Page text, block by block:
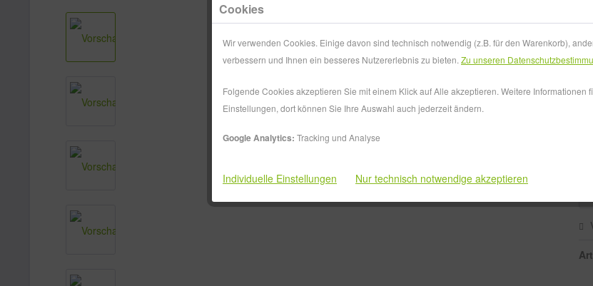
Cookies
Wir verwenden Cookies. Einige davon sind technisch notwendig (z.B. für den Warenkorb),
verbessern und Ihnen ein besseres Nutzererlebnis zu bieten. Zu unseren
Folgende Cookies akzeptieren Sie mit einem Klick auf Alle akzeptieren. Weitere Informationen
Einstellungen, dort können Sie Ihre Auswahl auch jederzeit ändern.
Google Analytics: Tracking und Analyse
Individuelle Einstellungen Nur technisch notwendige akzeptieren